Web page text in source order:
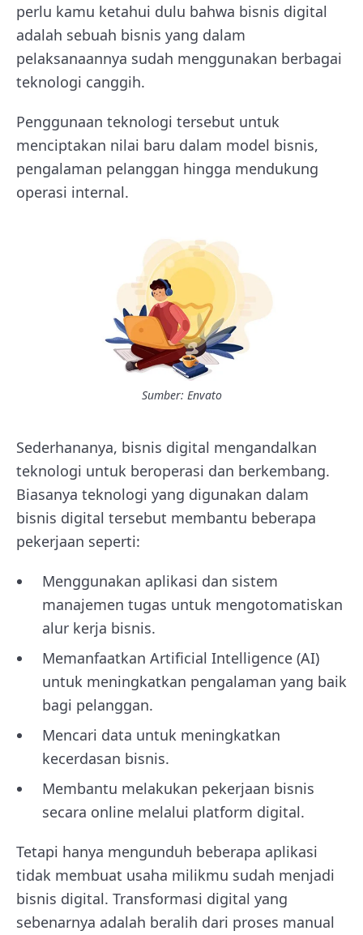
perlu kamu ketahui dulu bahwa bisnis digital
adalah sebuah bisnis yang dalam
pelaksanaannya sudah menggunakan berbagai
teknologi canggih.
Penggunaan teknologi tersebut untuk
menciptakan nilai baru dalam model bisnis,
pengalaman pelanggan hingga mendukung
operasi internal.
Sumber: Envato
Sederhananya, bisnis digital mengandalkan
teknologi untuk beroperasi dan berkembang.
Biasanya teknologi yang digunakan dalam
bisnis digital tersebut membantu beberapa
pekerjaan seperti:
Menggunakan aplikasi dan sistem
manajemen tugas untuk mengotomatiskan
alur kerja bisnis.
Memanfaatkan Artificial Intelligence (AI)
untuk meningkatkan pengalaman yang baik
bagi pelanggan.
Mencari data untuk meningkatkan
kecerdasan bisnis.
Membantu melakukan pekerjaan bisnis
secara online melalui platform digital.
Tetapi hanya mengunduh beberapa aplikasi
tidak membuat usaha milikmu sudah menjadi
bisnis digital. Transformasi digital yang
sebenarnya adalah beralih dari proses manual